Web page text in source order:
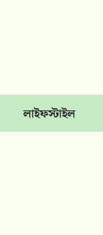
লাইফস্টাইল